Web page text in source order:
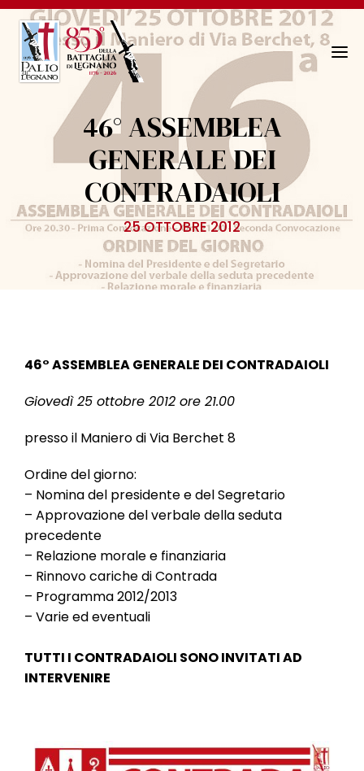
N
i
o
46° ASSEMBLEA
GENERALE DEI
CONTRADAIOLI
25 OTTOBRE 2012
46° ASSEMBLEA GENERALE DEI CONTRADAIOLI
Giovedì 25 ottobre 2012 ore 21.00
presso il Maniero di Via Berchet 8
Ordine del giorno:
– Nomina del presidente e del Segretario
– Approvazione del verbale della seduta
precedente
– Relazione morale e finanziaria
– Rinnovo cariche di Contrada
– Programma 2012/2013
– Varie ed eventuali
TUTTI I CONTRADAIOLI SONO INVITATI AD
INTERVENIRE